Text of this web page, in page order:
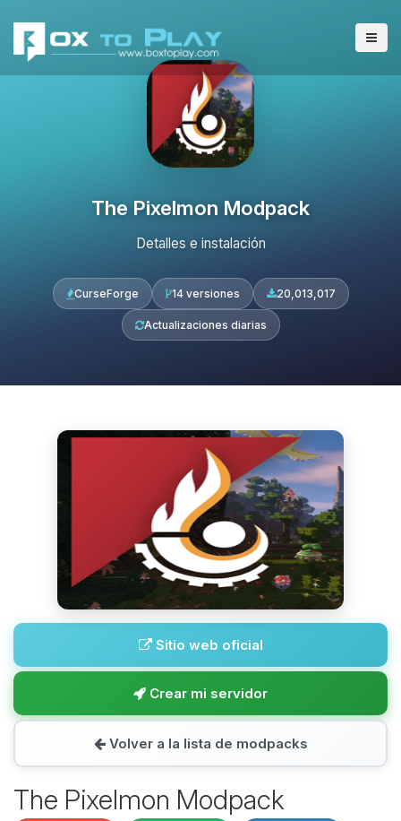
The Pixelmon Modpack
Detalles e instalación
CurseForge 14 versiones 20,013,017
Actualizaciones diarias
Sitio web oficial
Crear mi servidor
Volver a la lista de modpacks
The Pixelmon Modpack